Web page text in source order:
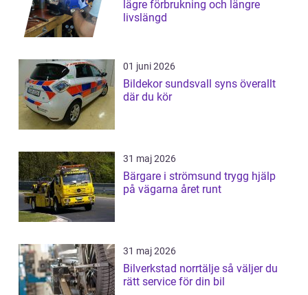
lägre förbrukning och längre
livslängd
01 juni 2026
Bildekor sundsvall syns överallt
där du kör
31 maj 2026
Bärgare i strömsund trygg hjälp
på vägarna året runt
31 maj 2026
Bilverkstad norrtälje så väljer du
rätt service för din bil